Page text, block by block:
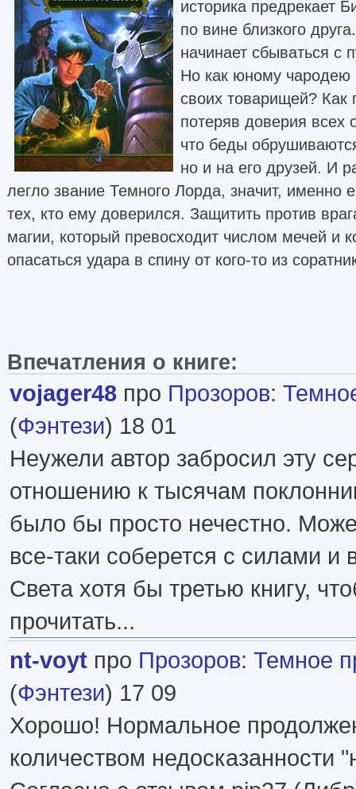
историка предрекает
по вине близкого
начинает сбываться с
Но как юному чародею
своих товарищей? Как
потеряв доверия всех
что беды
но и на его друзей. И
легло звание Темного Лорда, значит, именно
тех, кто ему доверился. Защитить против
магии, который превосходит числом мечей и
опасаться удара в спину от кого-то из
Впечатления о книге:
vojager48 про Прозоров:
(Фэнтези) 18 01
Неужели автор забросил эту
отношению к тысячам
было бы просто нечестно.
все-таки соберется с силами и
Света хотя бы третью книгу,
прочитать...
nt-voyt про Прозоров: Темное
(Фэнтези) 17 09
Хорошо! Нормальное
количеством недосказанности